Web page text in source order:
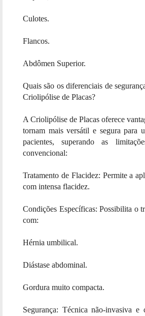
Culotes.
Flancos.
Abdômen Superior.
Quais são os diferenciais de
Criolipólise de Placas?
A Criolipólise de Placas oferece
tornam mais versátil e segura para
pacientes, superando as
convencional:
Tratamento de Flacidez: Permite a
com intensa flacidez.
Condições Específicas: Possibilita o
com:
Hérnia umbilical.
Diástase abdominal.
Gordura muito compacta.
Segurança: Técnica não-invasiva e